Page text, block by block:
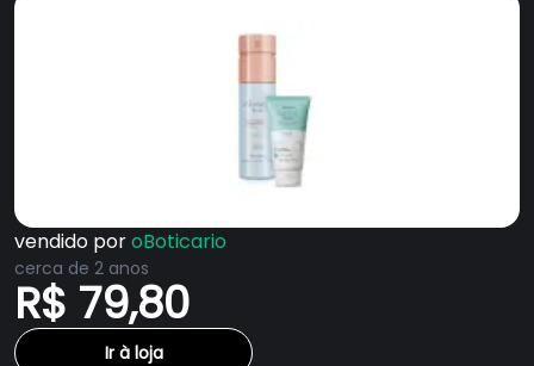
vendido poroBoticario
cerca de 2 anos
R$ 79,80
Ir à loja